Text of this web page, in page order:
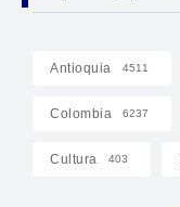
Antioquia 4511
Colombia 6237
Cultura 403